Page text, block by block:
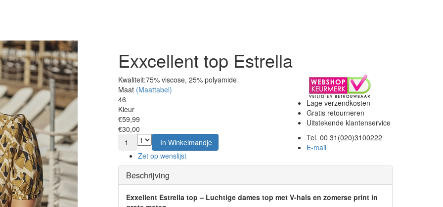
Exxcellent top Estrella
Kwaliteit:75% viscose, 25% polyamide
Maat (Maattabel)
46
Kleur
€59,99
€30,00
1
In Winkelmandje
Zet op wenslijst
Lage verzendkosten
Gratis retourneren
Uitstekende klantenservice
Tel. 00 31(020)3100222
E-mail
Beschrijving
Exxellent Estrella top – Luchtige dames top met V-hals en zomerse print in